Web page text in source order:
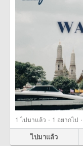
1 ไปมาแล้ว · 1 อยากไป ·
ไปมาแล้ว